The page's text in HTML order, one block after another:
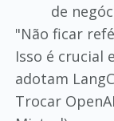
de
"Não ficar
Isso é crucial
adotam
Trocar